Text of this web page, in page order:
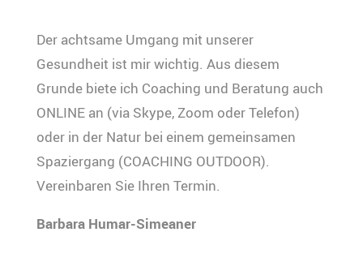
Der achtsame Umgang mit unserer
Gesundheit ist mir wichtig. Aus diesem
Grunde biete ich Coaching und Beratung auch
ONLINE an (via Skype, Zoom oder Telefon)
oder in der Natur bei einem gemeinsamen
Spaziergang (COACHING OUTDOOR).
Vereinbaren Sie Ihren Termin.
Barbara Humar-Simeaner